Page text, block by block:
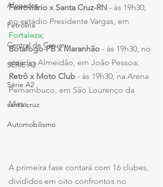
Afogados
Petrolina
Central de Caruaru
SÉRIE A2
Série A2
santa cruz
Automobilismo
Ferroviário x Santa Cruz-RN - às 19h30,
no estádio Presidente Vargas, em
Fortaleza;
Botafogo-PB x Maranhão - às 19h30, no
estádio Almeidão, em João Pessoa;
Retrô x Moto Club - às 19h30, na Arena
Pernambuco, em São Lourenço da
Mata.
A primeira fase contará com 16 clubes,
divididos em oito confrontos no